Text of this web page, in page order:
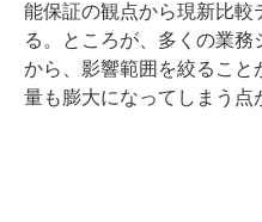
能保証の観点から現新比較
る。ところが、多くの業務
から、影響範囲を絞ること
量も膨大になってしまう点